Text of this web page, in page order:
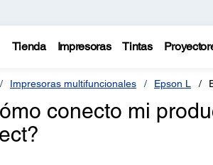
Tienda Impresoras Tintas
Impresoras multifuncionales Epson L
conecto mi